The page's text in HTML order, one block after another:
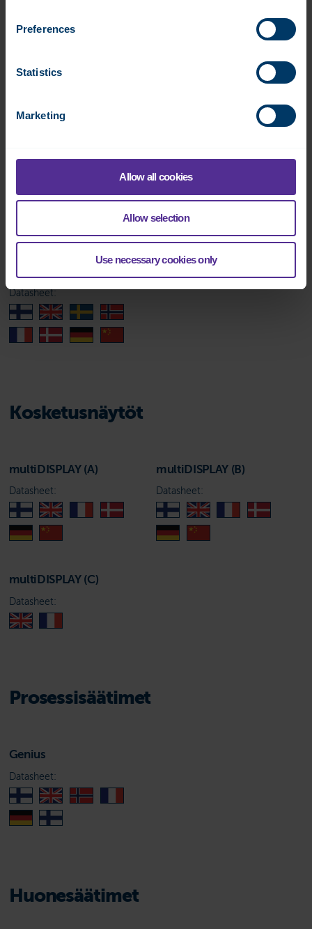
Preferences
Statistics
Marketing
Allow all cookies
Allow selection
Use necessary cookies only
Datasheet:
Kosketusnäytöt
multiDISPLAY (A)
Datasheet:
multiDISPLAY (B)
Datasheet:
multiDISPLAY (C)
Datasheet:
Prosessisäätimet
Genius
Datasheet:
Huonesäätimet